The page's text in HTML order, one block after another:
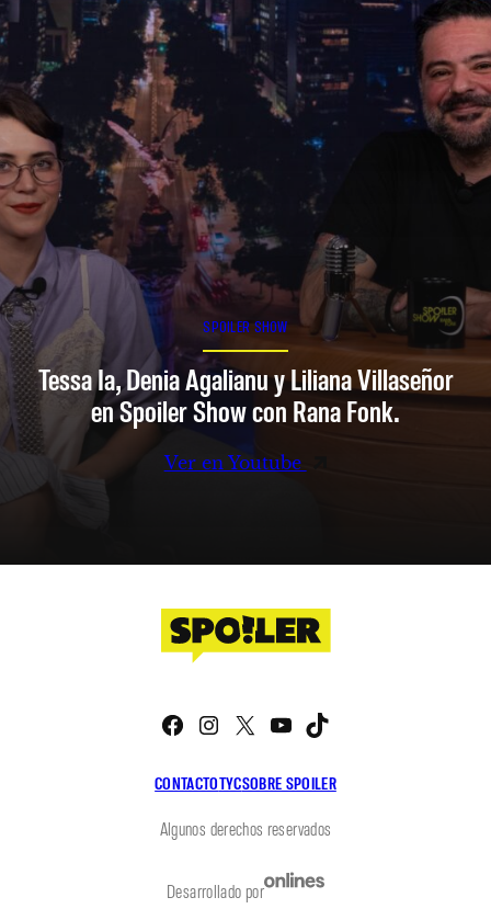
SPOILER SHOW
Tessa Ia, Denia Agalianu y Liliana Villaseñor
en Spoiler Show con Rana Fonk.
Ver en Youtube
CONTACTOTYCSOBRE SPOILER
Facebook
Instagram
X YouTube
Algunos derechos reservados
Desarrollado por